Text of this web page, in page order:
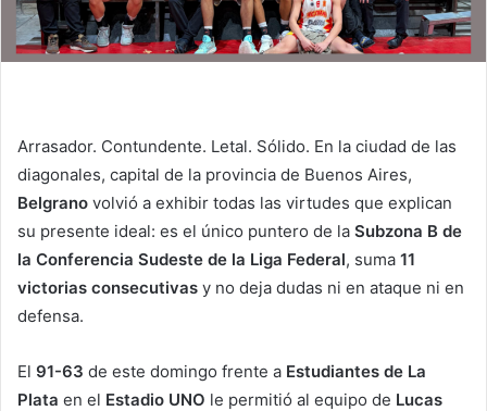
Arrasador. Contundente. Letal. Sólido. En la ciudad de las
diagonales, capital de la provincia de Buenos Aires,
Belgrano volvió a exhibir todas las virtudes que explican
su presente ideal: es el único puntero de la Subzona B de
la Conferencia Sudeste de la Liga Federal, suma 11
victorias consecutivas y no deja dudas ni en ataque ni en
defensa.
El 91-63 de este domingo frente a Estudiantes de La
Plata en el Estadio UNO le permitió al equipo de Lucas